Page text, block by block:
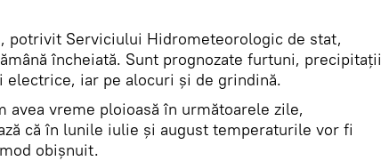
potrivit Serviciului Hidrometeorologic de stat,
încheiată. Sunt prognozate furtuni, precipitații
electrice, iar pe alocuri și de grindină.
avea vreme ploioasă în următoarele zile,
că în lunile iulie și august temperaturile vor fi
obișnuit.